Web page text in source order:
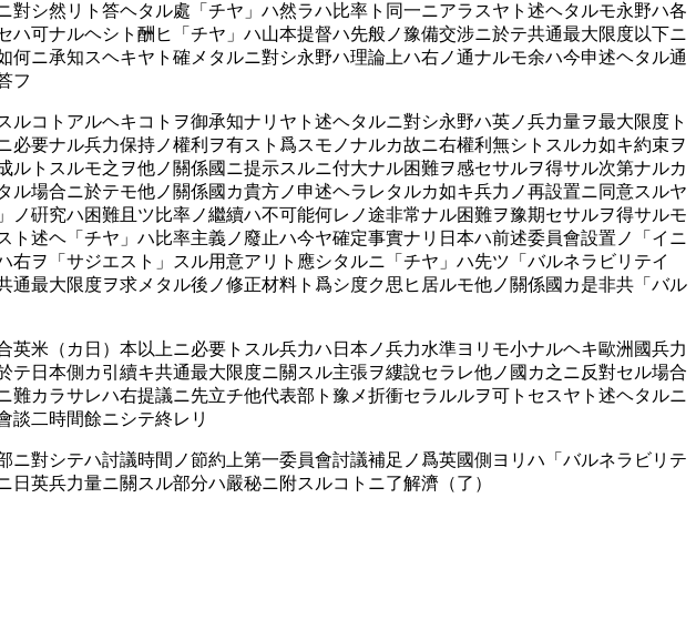
シ然リト答ヘタル處「チヤ」ハ然ラハ比率ト同一ニアラスヤト述ヘタルモ永野ハ各
可ナルヘシト酬ヒ「チヤ」ハ山本提督ハ先般ノ豫備交涉ニ於テ共通最大限度以下ニ
ニ承知スヘキヤト確メタルニ對シ永野ハ理論上ハ右ノ通ナルモ余ハ今申述ヘタル通
フ
コトアルヘキコトヲ御承知ナリヤト述ヘタルニ對シ永野ハ英ノ兵力量ヲ最大限度ト
要ナル兵力保持ノ權利ヲ有スト爲スモノナルカ故ニ右權利無シトスルカ如キ約束ヲ
トスルモ之ヲ他ノ關係國ニ提示スルニ付大ナル困難ヲ感セサルヲ得サル次第ナルカ
場合ニ於テモ他ノ關係國カ貴方ノ申述ヘラレタルカ如キ兵力ノ再設置ニ同意スルヤ
硏究ハ困難且ツ比率ノ繼續ハ不可能何レノ途非常ナル困難ヲ豫期セサルヲ得サルモ
述ヘ「チヤ」ハ比率主義ノ廢止ハ今ヤ確定事實ナリ日本ハ前述委員會設置ノ「イニ
ヲ「サジエスト」スル用意アリト應シタルニ「チヤ」ハ先ツ「バルネラビリテイ
最大限度ヲ求メタル後ノ修正材料ト爲シ度ク思ヒ居ルモ他ノ關係國カ是非共「バル
米（カ日）本以上ニ必要トスル兵力ハ日本ノ兵力水準ヨリモ小ナルヘキ歐洲國兵力
日本側カ引續キ共通最大限度ニ關スル主張ヲ縷說セラレ他ノ國カ之ニ反對セル場合
カラサレハ右提議ニ先立チ他代表部ト豫メ折衝セラルルヲ可トセスヤト述ヘタルニ
談二時間餘ニシテ終レリ
對シテハ討議時間ノ節約上第一委員會討議補足ノ爲英國側ヨリハ「バルネラビリテ
英兵力量ニ關スル部分ハ嚴秘ニ附スルコトニ了解濟（了）